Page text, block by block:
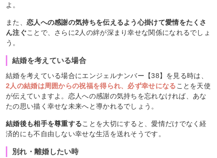
よ。
また、 恋人への感謝の気持ちを伝えるよう心掛けて愛情をたくさ
ん注ぐことで、さらに2人の絆が深まり幸せな関係になれるでしょ
う。
結婚を考えている場合
結婚を考えている場合にエンジェルナンバー【38】を見る時は、
2人の結婚は周囲からの祝福を得られ、必ず幸せになる ことを天使
が伝えていますよ。恋人への感謝の気持ちを忘れなければ、あな
たの思い描く幸せな未来へと導かれるでしょう。
結婚後も相手を尊重することを大切にすると、愛情だけでなく経
済的にも不自由しない幸せな生活を送れそうです。
別れ・離婚したい時